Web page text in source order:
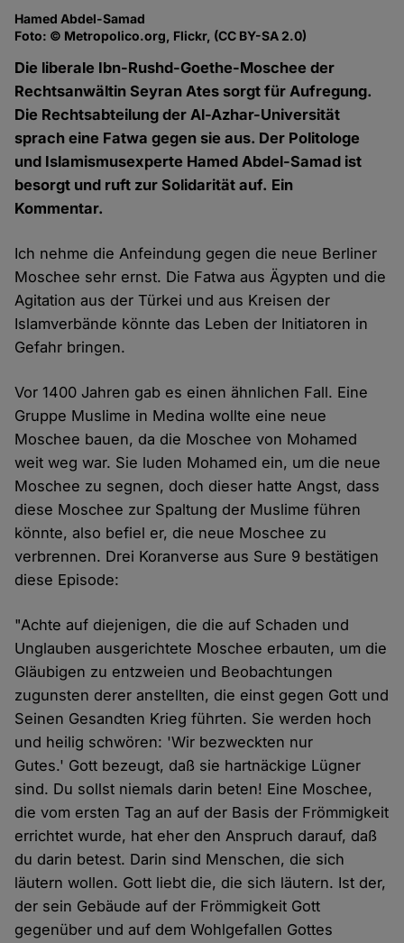
Hamed Abdel-Samad
Foto: © Metropolico.org, Flickr, (CC BY-SA 2.0)
Die liberale Ibn-Rushd-Goethe-Moschee der
Rechtsanwältin Seyran Ates sorgt für Aufregung.
Die Rechtsabteilung der Al-Azhar-Universität
sprach eine Fatwa gegen sie aus. Der Politologe
und Islamismusexperte Hamed Abdel-Samad ist
besorgt und ruft zur Solidarität auf. Ein
Kommentar.
Ich nehme die Anfeindung gegen die neue Berliner
Moschee sehr ernst. Die Fatwa aus Ägypten und die
Agitation aus der Türkei und aus Kreisen der
Islamverbände könnte das Leben der Initiatoren in
Gefahr bringen.
Vor 1400 Jahren gab es einen ähnlichen Fall. Eine
Gruppe Muslime in Medina wollte eine neue
Moschee bauen, da die Moschee von Mohamed
weit weg war. Sie luden Mohamed ein, um die neue
Moschee zu segnen, doch dieser hatte Angst, dass
diese Moschee zur Spaltung der Muslime führen
könnte, also befiel er, die neue Moschee zu
verbrennen. Drei Koranverse aus Sure 9 bestätigen
diese Episode:
"Achte auf diejenigen, die die auf Schaden und
Unglauben ausgerichtete Moschee erbauten, um die
Gläubigen zu entzweien und Beobachtungen
zugunsten derer anstellten, die einst gegen Gott und
Seinen Gesandten Krieg führten. Sie werden hoch
und heilig schwören: 'Wir bezweckten nur
Gutes.' Gott bezeugt, daß sie hartnäckige Lügner
sind. Du sollst niemals darin beten! Eine Moschee,
die vom ersten Tag an auf der Basis der Frömmigkeit
errichtet wurde, hat eher den Anspruch darauf, daß
du darin betest. Darin sind Menschen, die sich
läutern wollen. Gott liebt die, die sich läutern. Ist der,
der sein Gebäude auf der Frömmigkeit Gott
gegenüber und auf dem Wohlgefallen Gottes